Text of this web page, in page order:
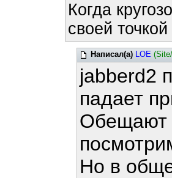
Когда
своей
Написал(а) LOE
jabberd2
падает
Обещают
Но в